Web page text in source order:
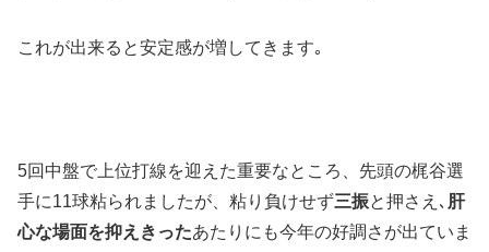
これが出来ると安定感が増してきます｡
5回中盤で上位打線を迎えた重要なところ、先頭の梶谷選
手に11球粘られましたが、粘り負けせず三振と押さえ､ 肝
心な場面を抑えきったあたりにも今年の好調さが出ていま